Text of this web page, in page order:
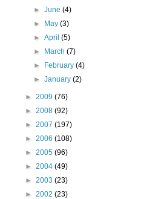
►June(4)
►
May(3)
►April(5)
►
March(7)
►
February(4)
►January(2)
► 2009 (76)
► 2008 (92)
► 2007 (197)
► 2006 (108)
► 2005 (96)
► 2004 (49)
► 2003 (23)
► 2002 (23)